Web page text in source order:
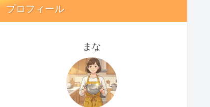
プロフィール
まな